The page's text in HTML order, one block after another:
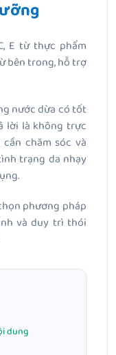
E từ thực phẩm
bên trong, hỗ trợ
nước dừa có tốt
lời là không trực
chăm sóc và
trạng da nhạy
phương pháp
và duy trì thói
dung